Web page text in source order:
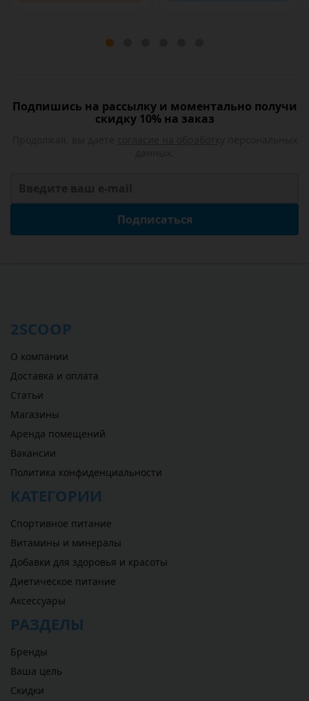
Подпишись на рассылку и моментально получи
скидку 10% на заказ
Подписаться
2SCOOP
О компании
Доставка и оплата
Статьи
Магазины
Аренда помещений
Вакансии
Политика конфиденциальности
КАТЕГОРИИ
Спортивное питание
Витамины и минералы
Добавки для здоровья и красоты
Диетическое питание
Аксессуары
РАЗДЕЛЫ
Бренды
Ваша цель
Скидки